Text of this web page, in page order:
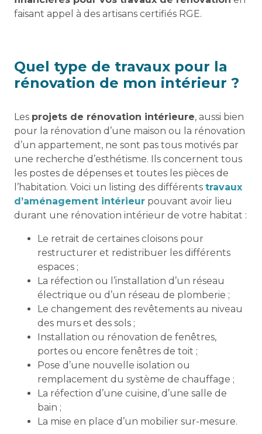
faisant appel à des artisans certifiés RGE.
Quel type de travaux pour la
rénovation de mon intérieur ?
Les projets de rénovation intérieure, aussi bien
pour la rénovation d’une maison ou la rénovation
d’un appartement, ne sont pas tous motivés par
une recherche d’esthétisme. Ils concernent tous
les postes de dépenses et toutes les pièces de
l’habitation. Voici un listing des différents travaux
d’aménagement intérieur pouvant avoir lieu
durant une rénovation intérieur de votre habitat :
Le retrait de certaines cloisons pour
restructurer et redistribuer les différents
espaces ;
La réfection ou l’installation d’un réseau
électrique ou d’un réseau de plomberie ;
Le changement des revêtements au niveau
des murs et des sols ;
Installation ou rénovation de fenêtres,
portes ou encore fenêtres de toit ;
Pose d’une nouvelle isolation ou
remplacement du système de chauffage ;
La réfection d’une cuisine, d’une salle de
bain ;
La mise en place d’un mobilier sur-mesure.